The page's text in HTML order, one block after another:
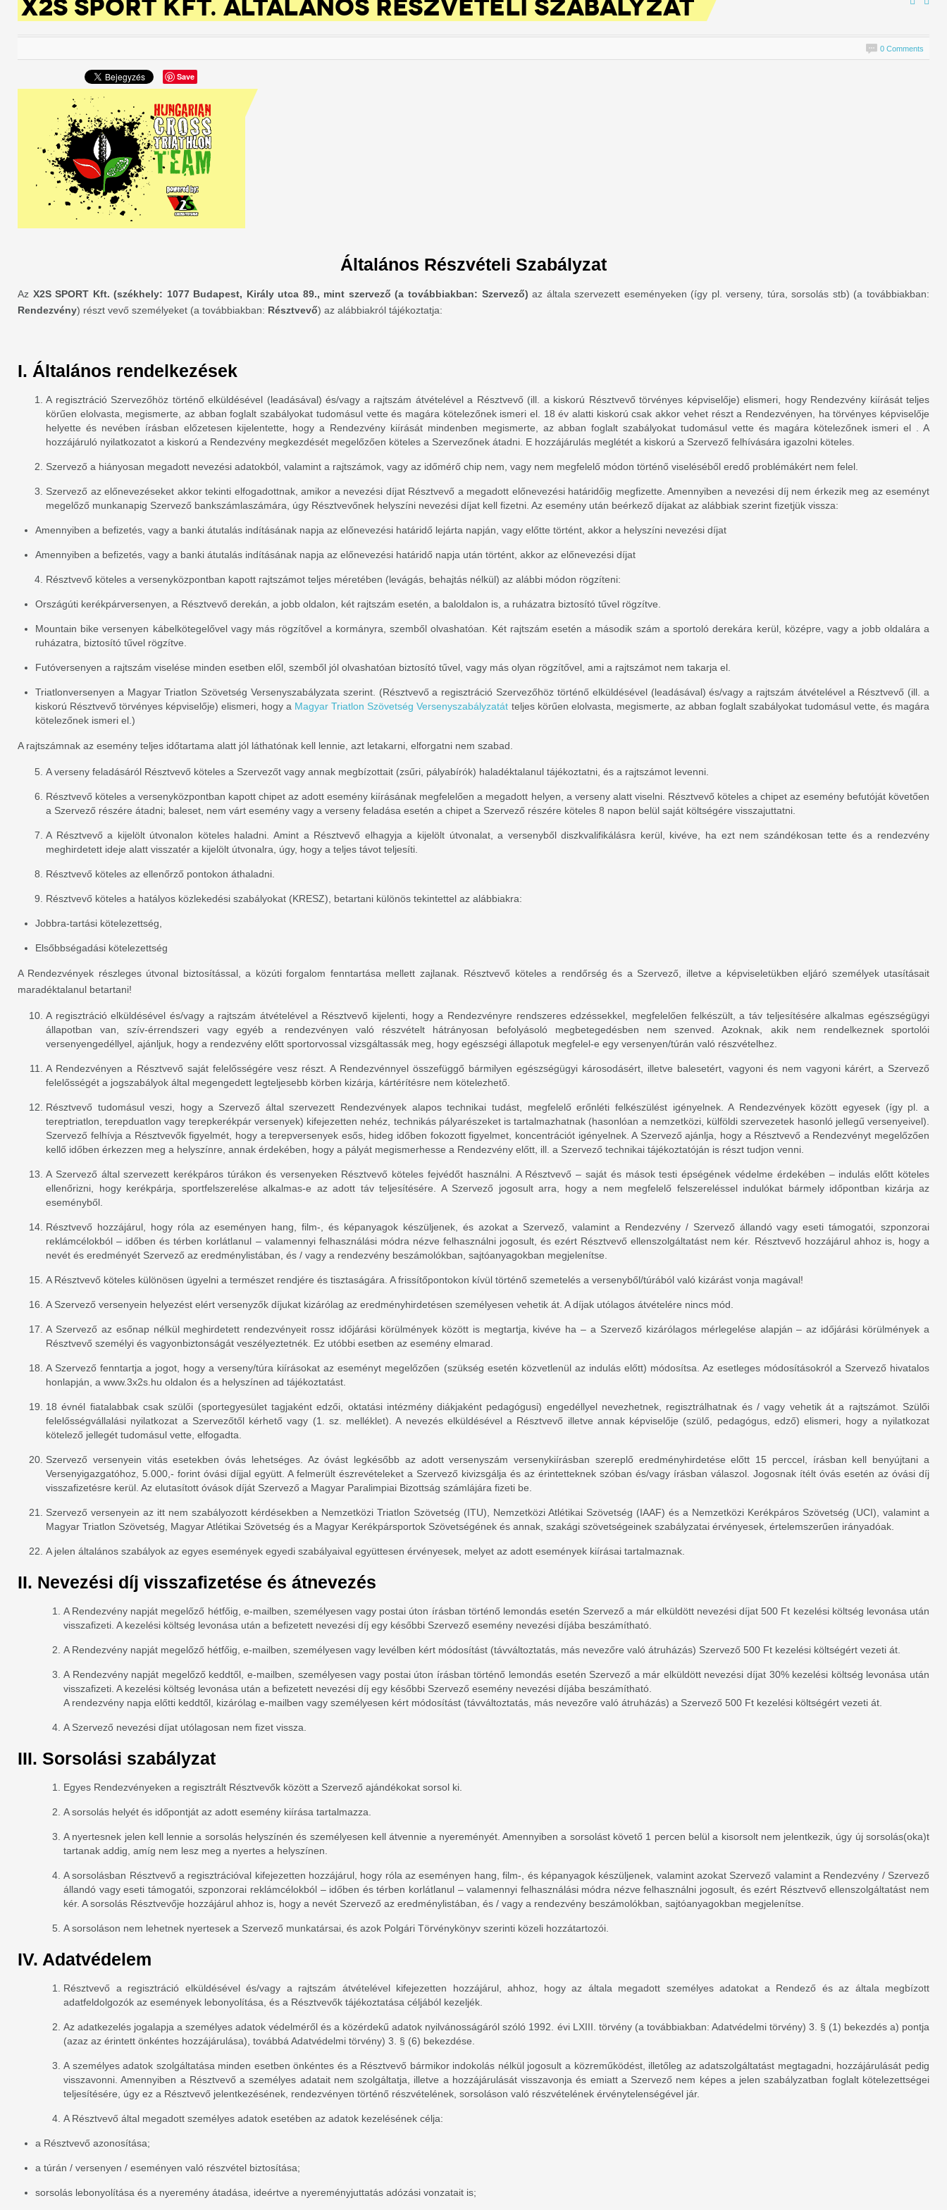
X2S SPORT KFT. ÁLTALÁNOS RÉSZVÉTELI SZABÁLYZAT
0 Comments
Save
Általános Részvételi Szabályzat
Az X2S SPORT Kft. (székhely: 1077 Budapest, Király utca 89., mint szervező (a továbbiakban: Szervező) az általa szervezett eseményeken (így pl. verseny, túra, sorsolás stb) (a továbbiakban:
Rendezvény) részt vevő személyeket (a továbbiakban: Résztvevő) az alábbiakról tájékoztatja:
I. Általános rendelkezések
A regisztráció Szervezőhöz történő elküldésével (leadásával) és/vagy a rajtszám átvételével a Résztvevő (ill. a kiskorú Résztvevő törvényes képviselője) elismeri, hogy Rendezvény kiírását teljes
körűen elolvasta, megismerte, az abban foglalt szabályokat tudomásul vette és magára kötelezőnek ismeri el. 18 év alatti kiskorú csak akkor vehet részt a Rendezvényen, ha törvényes képviselője
helyette és nevében írásban előzetesen kijelentette, hogy a Rendezvény kiírását mindenben megismerte, az abban foglalt szabályokat tudomásul vette és magára kötelezőnek ismeri el . A
hozzájáruló nyilatkozatot a kiskorú a Rendezvény megkezdését megelőzően köteles a Szervezőnek átadni. E hozzájárulás meglétét a kiskorú a Szervező felhívására igazolni köteles.
Szervező a hiányosan megadott nevezési adatokból, valamint a rajtszámok, vagy az időmérő chip nem, vagy nem megfelelő módon történő viseléséből eredő problémákért nem felel.
Szervező az előnevezéseket akkor tekinti elfogadottnak, amikor a nevezési díjat Résztvevő a megadott előnevezési határidőig megfizette. Amennyiben a nevezési díj nem érkezik meg az eseményt
megelőző munkanapig Szervező bankszámlaszámára, úgy Résztvevőnek helyszíni nevezési díjat kell fizetni. Az esemény után beérkező díjakat az alábbiak szerint fizetjük vissza:
Amennyiben a befizetés, vagy a banki átutalás indításának napja az előnevezési határidő lejárta napján, vagy előtte történt, akkor a helyszíni nevezési díjat
Amennyiben a befizetés, vagy a banki átutalás indításának napja az előnevezési határidő napja után történt, akkor az előnevezési díjat
Résztvevő köteles a versenyközpontban kapott rajtszámot teljes méretében (levágás, behajtás nélkül) az alábbi módon rögzíteni:
Országúti kerékpárversenyen, a Résztvevő derekán, a jobb oldalon, két rajtszám esetén, a baloldalon is, a ruházatra biztosító tűvel rögzítve.
Mountain bike versenyen kábelkötegelővel vagy más rögzítővel a kormányra, szemből olvashatóan. Két rajtszám esetén a második szám a sportoló derekára kerül, középre, vagy a jobb oldalára a
ruházatra, biztosító tűvel rögzítve.
Futóversenyen a rajtszám viselése minden esetben elől, szemből jól olvashatóan biztosító tűvel, vagy más olyan rögzítővel, ami a rajtszámot nem takarja el.
Triatlonversenyen a Magyar Triatlon Szövetség Versenyszabályzata szerint. (Résztvevő a regisztráció Szervezőhöz történő elküldésével (leadásával) és/vagy a rajtszám átvételével a Résztvevő (ill. a
kiskorú Résztvevő törvényes képviselője) elismeri, hogy a Magyar Triatlon Szövetség Versenyszabályzatát teljes körűen elolvasta, megismerte, az abban foglalt szabályokat tudomásul vette, és magára
kötelezőnek ismeri el.)
A rajtszámnak az esemény teljes időtartama alatt jól láthatónak kell lennie, azt letakarni, elforgatni nem szabad.
A verseny feladásáról Résztvevő köteles a Szervezőt vagy annak megbízottait (zsűri, pályabírók) haladéktalanul tájékoztatni, és a rajtszámot levenni.
Résztvevő köteles a versenyközpontban kapott chipet az adott esemény kiírásának megfelelően a megadott helyen, a verseny alatt viselni. Résztvevő köteles a chipet az esemény befutóját követően
a Szervező részére átadni; baleset, nem várt esemény vagy a verseny feladása esetén a chipet a Szervező részére köteles 8 napon belül saját költségére visszajuttatni.
A Résztvevő a kijelölt útvonalon köteles haladni. Amint a Résztvevő elhagyja a kijelölt útvonalat, a versenyből diszkvalifikálásra kerül, kivéve, ha ezt nem szándékosan tette és a rendezvény
meghirdetett ideje alatt visszatér a kijelölt útvonalra, úgy, hogy a teljes távot teljesíti.
Résztvevő köteles az ellenőrző pontokon áthaladni.
Résztvevő köteles a hatályos közlekedési szabályokat (KRESZ), betartani különös tekintettel az alábbiakra:
Jobbra-tartási kötelezettség,
Elsőbbségadási kötelezettség
A Rendezvények részleges útvonal biztosítással, a közúti forgalom fenntartása mellett zajlanak. Résztvevő köteles a rendőrség és a Szervező, illetve a képviseletükben eljáró személyek utasításait
maradéktalanul betartani!
A regisztráció elküldésével és/vagy a rajtszám átvételével a Résztvevő kijelenti, hogy a Rendezvényre rendszeres edzéssekkel, megfelelően felkészült, a táv teljesítésére alkalmas egészségügyi
állapotban van, szív-érrendszeri vagy egyéb a rendezvényen való részvételt hátrányosan befolyásoló megbetegedésben nem szenved. Azoknak, akik nem rendelkeznek sportolói
versenyengedéllyel, ajánljuk, hogy a rendezvény előtt sportorvossal vizsgáltassák meg, hogy egészségi állapotuk megfelel-e egy versenyen/túrán való részvételhez.
A Rendezvényen a Résztvevő saját felelősségére vesz részt. A Rendezvénnyel összefüggő bármilyen egészségügyi károsodásért, illetve balesetért, vagyoni és nem vagyoni kárért, a Szervező
felelősségét a jogszabályok által megengedett legteljesebb körben kizárja, kártérítésre nem kötelezhető.
Résztvevő tudomásul veszi, hogy a Szervező által szervezett Rendezvények alapos technikai tudást, megfelelő erőnléti felkészülést igényelnek. A Rendezvények között egyesek (így pl. a
tereptriatlon, terepduatlon vagy terepkerékpár versenyek) kifejezetten nehéz, technikás pályarészeket is tartalmazhatnak (hasonlóan a nemzetközi, külföldi szervezetek hasonló jellegű versenyeivel).
Szervező felhívja a Résztvevők figyelmét, hogy a terepversenyek esős, hideg időben fokozott figyelmet, koncentrációt igényelnek. A Szervező ajánlja, hogy a Résztvevő a Rendezvényt megelőzően
kellő időben érkezzen meg a helyszínre, annak érdekében, hogy a pályát megismerhesse a Rendezvény előtt, ill. a Szervező technikai tájékoztatóján is részt tudjon venni.
A Szervező által szervezett kerékpáros túrákon és versenyeken Résztvevő köteles fejvédőt használni. A Résztvevő – saját és mások testi épségének védelme érdekében – indulás előtt köteles
ellenőrizni, hogy kerékpárja, sportfelszerelése alkalmas-e az adott táv teljesítésére. A Szervező jogosult arra, hogy a nem megfelelő felszereléssel indulókat bármely időpontban kizárja az
eseményből.
Résztvevő hozzájárul, hogy róla az eseményen hang, film-, és képanyagok készüljenek, és azokat a Szervező, valamint a Rendezvény / Szervező állandó vagy eseti támogatói, szponzorai
reklámcélokból – időben és térben korlátlanul – valamennyi felhasználási módra nézve felhasználni jogosult, és ezért Résztvevő ellenszolgáltatást nem kér. Résztvevő hozzájárul ahhoz is, hogy a
nevét és eredményét Szervező az eredménylistában, és / vagy a rendezvény beszámolókban, sajtóanyagokban megjelenítse.
A Résztvevő köteles különösen ügyelni a természet rendjére és tisztaságára. A frissítőpontokon kívül történő szemetelés a versenyből/túrából való kizárást vonja magával!
A Szervező versenyein helyezést elért versenyzők díjukat kizárólag az eredményhirdetésen személyesen vehetik át. A díjak utólagos átvételére nincs mód.
A Szervező az esőnap nélkül meghirdetett rendezvényeit rossz időjárási körülmények között is megtartja, kivéve ha – a Szervező kizárólagos mérlegelése alapján – az időjárási körülmények a
Résztvevő személyi és vagyonbiztonságát veszélyeztetnék. Ez utóbbi esetben az esemény elmarad.
A Szervező fenntartja a jogot, hogy a verseny/túra kiírásokat az eseményt megelőzően (szükség esetén közvetlenül az indulás előtt) módosítsa. Az esetleges módosításokról a Szervező hivatalos
honlapján, a www.3x2s.hu oldalon és a helyszínen ad tájékoztatást.
18 évnél fiatalabbak csak szülői (sportegyesület tagjaként edzői, oktatási intézmény diákjaként pedagógusi) engedéllyel nevezhetnek, regisztrálhatnak és / vagy vehetik át a rajtszámot. Szülői
felelősségvállalási nyilatkozat a Szervezőtől kérhető vagy (1. sz. melléklet). A nevezés elküldésével a Résztvevő illetve annak képviselője (szülő, pedagógus, edző) elismeri, hogy a nyilatkozat
kötelező jellegét tudomásul vette, elfogadta.
Szervező versenyein vitás esetekben óvás lehetséges. Az óvást legkésőbb az adott versenyszám versenykiírásban szereplő eredményhirdetése előtt 15 perccel, írásban kell benyújtani a
Versenyigazgatóhoz, 5.000,- forint óvási díjjal együtt. A felmerült észrevételeket a Szervező kivizsgálja és az érintetteknek szóban és/vagy írásban válaszol. Jogosnak ítélt óvás esetén az óvási díj
visszafizetésre kerül. Az elutasított óvások díját Szervező a Magyar Paralimpiai Bizottság számlájára fizeti be.
Szervező versenyein az itt nem szabályozott kérdésekben a Nemzetközi Triatlon Szövetség (ITU), Nemzetközi Atlétikai Szövetség (IAAF) és a Nemzetközi Kerékpáros Szövetség (UCI), valamint a
Magyar Triatlon Szövetség, Magyar Atlétikai Szövetség és a Magyar Kerékpársportok Szövetségének és annak, szakági szövetségeinek szabályzatai érvényesek, értelemszerűen irányadóak.
A jelen általános szabályok az egyes események egyedi szabályaival együttesen érvényesek, melyet az adott események kiírásai tartalmaznak.
II. Nevezési díj visszafizetése és átnevezés
A Rendezvény napját megelőző hétfőig, e-mailben, személyesen vagy postai úton írásban történő lemondás esetén Szervező a már elküldött nevezési díjat 500 Ft kezelési költség levonása után
visszafizeti. A kezelési költség levonása után a befizetett nevezési díj egy későbbi Szervező esemény nevezési díjába beszámítható.
A Rendezvény napját megelőző hétfőig, e-mailben, személyesen vagy levélben kért módosítást (távváltoztatás, más nevezőre való átruházás) Szervező 500 Ft kezelési költségért vezeti át.
A Rendezvény napját megelőző keddtől, e-mailben, személyesen vagy postai úton írásban történő lemondás esetén Szervező a már elküldött nevezési díjat 30% kezelési költség levonása után
visszafizeti. A kezelési költség levonása után a befizetett nevezési díj egy későbbi Szervező esemény nevezési díjába beszámítható.
A rendezvény napja előtti keddtől, kizárólag e-mailben vagy személyesen kért módosítást (távváltoztatás, más nevezőre való átruházás) a Szervező 500 Ft kezelési költségért vezeti át.
A Szervező nevezési díjat utólagosan nem fizet vissza.
III. Sorsolási szabályzat
Egyes Rendezvényeken a regisztrált Résztvevők között a Szervező ajándékokat sorsol ki.
A sorsolás helyét és időpontját az adott esemény kiírása tartalmazza.
A nyertesnek jelen kell lennie a sorsolás helyszínén és személyesen kell átvennie a nyereményét. Amennyiben a sorsolást követő 1 percen belül a kisorsolt nem jelentkezik, úgy új sorsolás(oka)t
tartanak addig, amíg nem lesz meg a nyertes a helyszínen.
A sorsolásban Résztvevő a regisztrációval kifejezetten hozzájárul, hogy róla az eseményen hang, film-, és képanyagok készüljenek, valamint azokat Szervező valamint a Rendezvény / Szervező
állandó vagy eseti támogatói, szponzorai reklámcélokból – időben és térben korlátlanul – valamennyi felhasználási módra nézve felhasználni jogosult, és ezért Résztvevő ellenszolgáltatást nem
kér. A sorsolás Résztvevője hozzájárul ahhoz is, hogy a nevét Szervező az eredménylistában, és / vagy a rendezvény beszámolókban, sajtóanyagokban megjelenítse.
A sorsoláson nem lehetnek nyertesek a Szervező munkatársai, és azok Polgári Törvénykönyv szerinti közeli hozzátartozói.
IV. Adatvédelem
Résztvevő a regisztráció elküldésével és/vagy a rajtszám átvételével kifejezetten hozzájárul, ahhoz, hogy az általa megadott személyes adatokat a Rendező és az általa megbízott
adatfeldolgozók az események lebonyolítása, és a Résztvevők tájékoztatása céljából kezeljék.
Az adatkezelés jogalapja a személyes adatok védelméről és a közérdekű adatok nyilvánosságáról szóló 1992. évi LXIII. törvény (a továbbiakban: Adatvédelmi törvény) 3. § (1) bekezdés a) pontja
(azaz az érintett önkéntes hozzájárulása), továbbá Adatvédelmi törvény) 3. § (6) bekezdése.
A személyes adatok szolgáltatása minden esetben önkéntes és a Résztvevő bármikor indokolás nélkül jogosult a közreműködést, illetőleg az adatszolgáltatást megtagadni, hozzájárulását pedig
visszavonni. Amennyiben a Résztvevő a személyes adatait nem szolgáltatja, illetve a hozzájárulását visszavonja és emiatt a Szervező nem képes a jelen szabályzatban foglalt kötelezettségei
teljesítésére, úgy ez a Résztvevő jelentkezésének, rendezvényen történő részvételének, sorsoláson való részvételének érvénytelenségével jár.
A Résztvevő által megadott személyes adatok esetében az adatok kezelésének célja:
a Résztvevő azonosítása;
a túrán / versenyen / eseményen való részvétel biztosítása;
sorsolás lebonyolítása és a nyeremény átadása, ideértve a nyereményjuttatás adózási vonzatait is;